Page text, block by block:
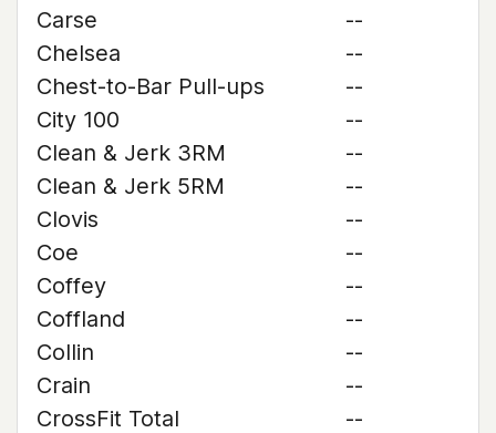
Carse
--
Chelsea
--
Chest-to-Bar Pull-ups
--
City 100
--
Clean & Jerk 3RM
--
Clean & Jerk 5RM
--
Clovis
--
Coe
--
Coffey
--
Coffland
--
Collin
--
Crain
--
CrossFit Total
--